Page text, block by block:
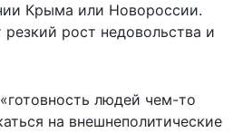
Крыма или Новороссии.
рост недовольства и
людей чем-то
на внешнеполитические